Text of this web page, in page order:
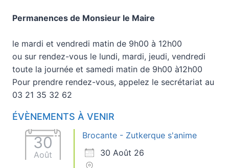
Permanences de Monsieur le Maire
le mardi et vendredi matin de 9h00 à 12h00
ou sur rendez-vous le lundi, mardi, jeudi, vendredi
toute la journée et samedi matin de 9h00 à12h00
Pour prendre rendez-vous, appelez le secrétariat au
03 21 35 32 62
ÉVÈNEMENTS À VENIR
30
Août
Brocante - Zutkerque s'anime
30 Août 26